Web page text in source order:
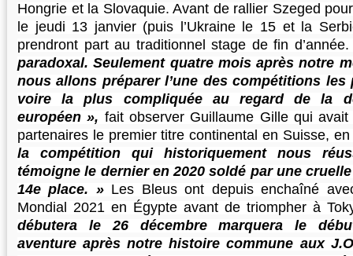
Hongrie et la Slovaquie. Avant de rallier Szeged
le jeudi 13 janvier (puis l’Ukraine le 15 et la
prendront part au traditionnel stage de fin
paradoxal. Seulement quatre mois après notre
nous allons préparer l’une des compétitions les
voire la plus compliquée au regard de la
européen », fait observer Guillaume Gille qui
partenaires le premier titre continental en Suisse,
la compétition qui historiquement nous
témoigne le dernier en 2020 soldé par une
14e place. » Les Bleus ont depuis enchaîné
Mondial 2021 en Égypte avant de triompher à
débutera le 26 décembre marquera le
aventure après notre histoire commune aux